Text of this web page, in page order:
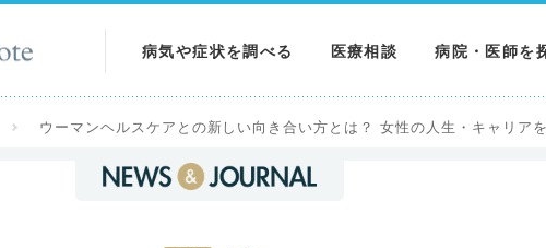
病気や症状を調べる
症状を調べる
医療相談 病院・医師を
ウーマンヘルスケアとの新しい向き合い方とは？ 女性の人生・キャリア